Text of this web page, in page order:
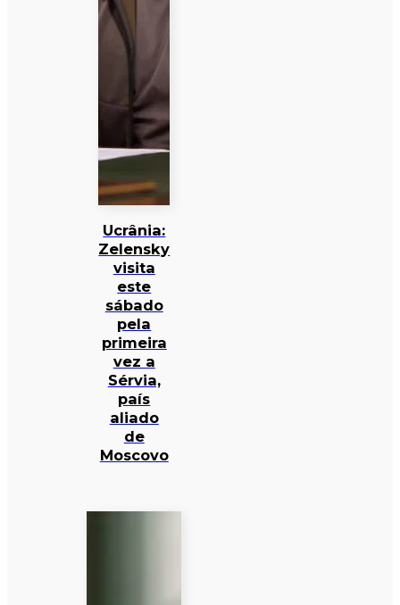
Ucrânia:
Zelensky
visita
este
sábado
pela
primeira
vez a
Sérvia,
país
aliado
de
Moscovo